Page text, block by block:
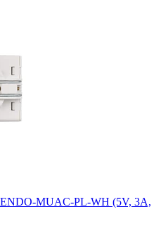
MUAC-PL-WH (5V, 3A,